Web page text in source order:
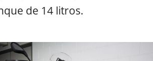
de 14 litros.